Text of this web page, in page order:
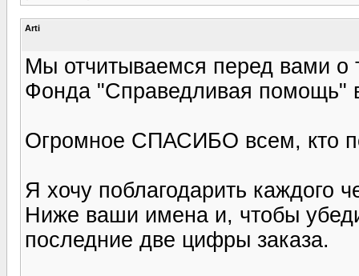
Arti
Мы отчитываемся перед вами о
Фонда "Справедливая помощь"
Огромное СПАСИБО всем, кто
Я хочу поблагодарить каждого
Ниже ваши имена и, чтобы
последние две цифры заказа.